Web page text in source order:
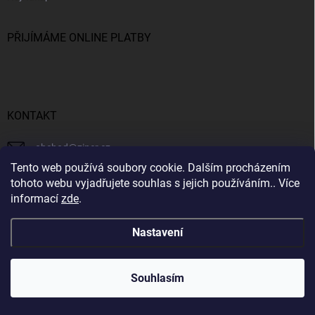
Tento web používá soubory cookie. Dalším procházením
tohoto webu vyjadřujete souhlas s jejich používáním.. Více
informací zde.
Nastavení
Souhlasím
PŘIJÍMÁME ONLINE PLATBY
KONTAKT
obchod@ziner.cz
728 355 665
ZINER . Všechna práva vyhrazena.